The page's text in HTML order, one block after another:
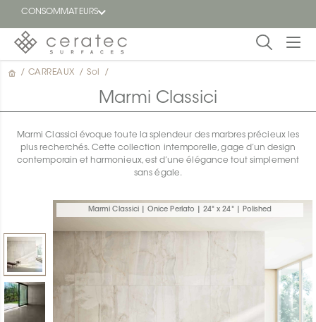
CONSOMMATEURS
En
vedette
Trouver
un
/ CARREAUX / Sol /
Marmi Classici
Marmi Classici évoque toute la splendeur des marbres précieux les
plus recherchés. Cette collection intemporelle, gage d’un design
contemporain et harmonieux, est d’une élégance tout simplement
sans égale.
Marmi Classici | Onice Perlato | 24" x 24" | Polished